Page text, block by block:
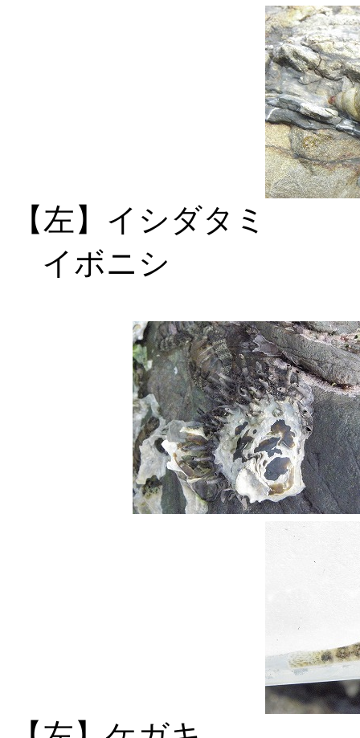
【左】イ
イボニシ